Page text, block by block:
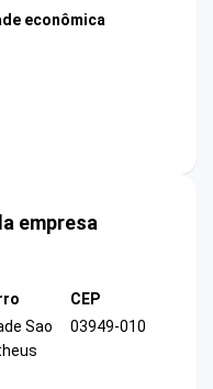
econômica
empresa
Sao
CEP
03949-010